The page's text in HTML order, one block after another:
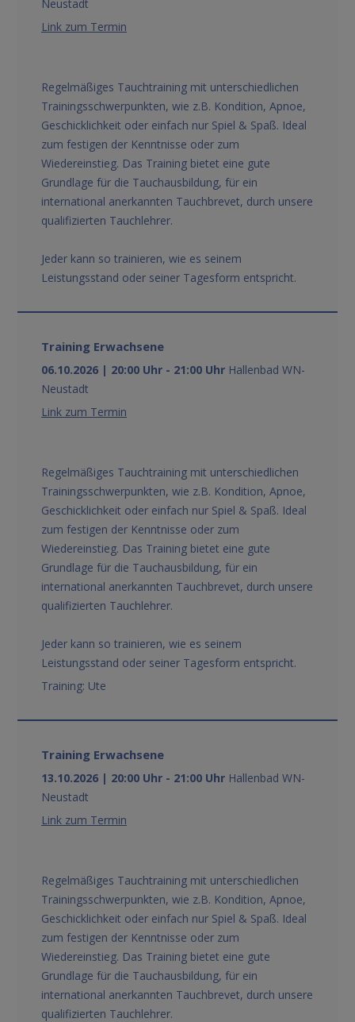
Neustadt
Link zum Termin
Regelmäßiges Tauchtraining mit unterschiedlichen
Trainingsschwerpunkten, wie z.B. Kondition, Apnoe,
Geschicklichkeit oder einfach nur Spiel & Spaß. Ideal
zum festigen der Kenntnisse oder zum
Wiedereinstieg. Das Training bietet eine gute
Grundlage für die Tauchausbildung, für ein
international anerkannten Tauchbrevet, durch unsere
qualifizierten Tauchlehrer.
Jeder kann so trainieren, wie es seinem
Leistungsstand oder seiner Tagesform entspricht.
Training Erwachsene
06.10.2026 | 20:00 Uhr - 21:00 Uhr Hallenbad WN-
Neustadt
Link zum Termin
Regelmäßiges Tauchtraining mit unterschiedlichen
Trainingsschwerpunkten, wie z.B. Kondition, Apnoe,
Geschicklichkeit oder einfach nur Spiel & Spaß. Ideal
zum festigen der Kenntnisse oder zum
Wiedereinstieg. Das Training bietet eine gute
Grundlage für die Tauchausbildung, für ein
international anerkannten Tauchbrevet, durch unsere
qualifizierten Tauchlehrer.
Jeder kann so trainieren, wie es seinem
Leistungsstand oder seiner Tagesform entspricht.
Training: Ute
Training Erwachsene
13.10.2026 | 20:00 Uhr - 21:00 Uhr Hallenbad WN-
Neustadt
Link zum Termin
Regelmäßiges Tauchtraining mit unterschiedlichen
Trainingsschwerpunkten, wie z.B. Kondition, Apnoe,
Geschicklichkeit oder einfach nur Spiel & Spaß. Ideal
zum festigen der Kenntnisse oder zum
Wiedereinstieg. Das Training bietet eine gute
Grundlage für die Tauchausbildung, für ein
international anerkannten Tauchbrevet, durch unsere
qualifizierten Tauchlehrer.